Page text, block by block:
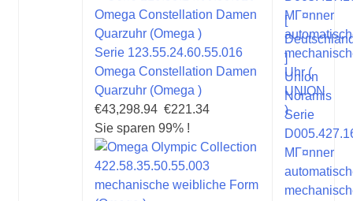
Serie 123.55.24.60.55.016
Omega Constellation Damen
Quarzuhr (Omega )
€43,298.94 €221.34
Sie sparen 99% !
[
]
Union
Noramis
Serie
MГ¤nner